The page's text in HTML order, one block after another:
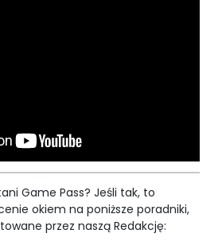
Game Pass? Jeśli tak, to
okiem na poniższe poradniki,
przez naszą Redakcję: